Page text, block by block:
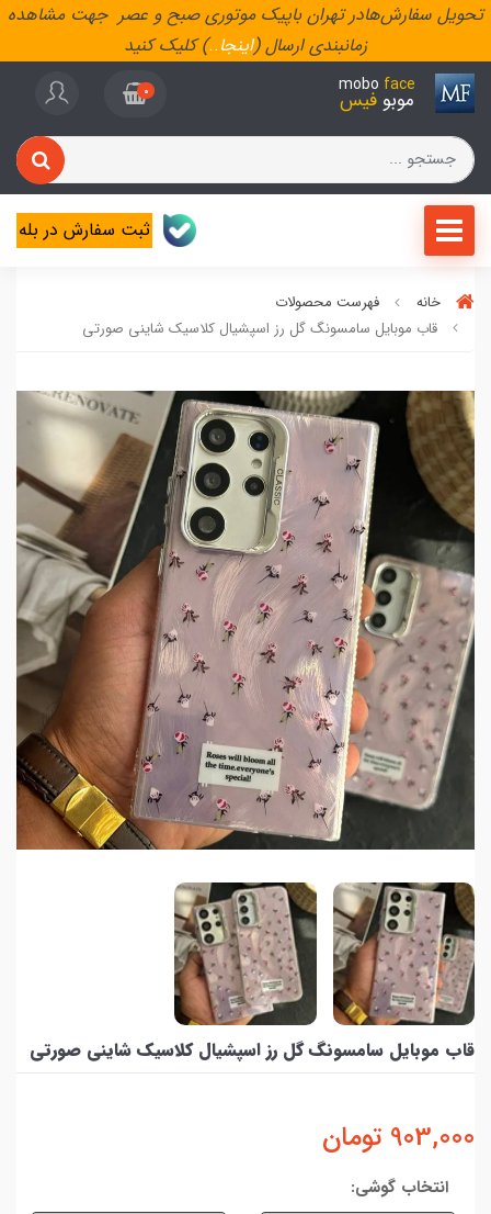
تحویل سفارش‌هادر تهران باپیک موتوری صبح و عصر جهت مشاهده
زمانبندی ارسال (اینجا..) کلیک کنید
mobo face
موبو فیس 0
ثبت سفارش در بله
خانه
فهرست محصولات
قاب موبایل سامسونگ گل رز اسپشیال کلاسیک شاینی صورتی
قاب موبایل سامسونگ گل رز اسپشیال کلاسیک شاینی صورتی
903,000 تومان
انتخاب گوشی: